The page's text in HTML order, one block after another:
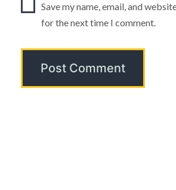
Save my name, email, and
for the next time I comment.